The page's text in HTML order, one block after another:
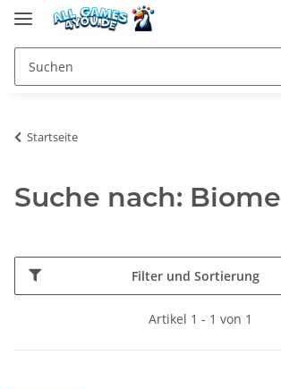
Startseite
Suche nach: Biome
Filter und Sortierung
Artikel 1 - 1 von 1